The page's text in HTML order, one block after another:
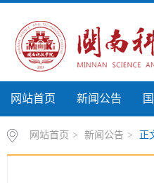
网站首页 新闻公告
网站首页 > 新闻公告 > 正